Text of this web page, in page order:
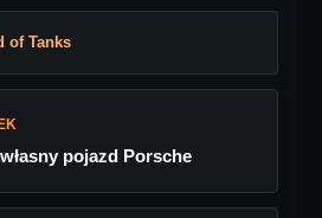
of Tanks
pojazd Porsсhe